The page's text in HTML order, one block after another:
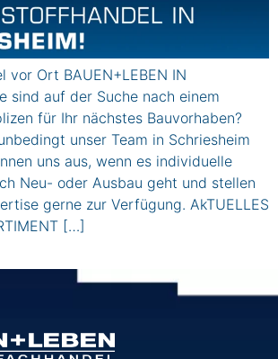
vor Ort BAUEN+LEBEN IN
sind auf der Suche nach einem
für Ihr nächstes Bauvorhaben?
unser Team in Schriesheim
uns aus, wenn es individuelle
Neu- oder Ausbau geht und stellen
gerne zur Verfügung. AkTUELLES
[…]